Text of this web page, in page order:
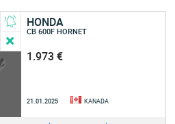
HONDA
CB 600F HORNET
1.973 €
21.01.2025 KANADA